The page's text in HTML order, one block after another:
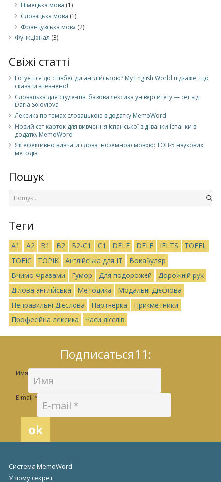
Німецькa мова (1)
Словацька мова (3)
Французська мова (2)
Функціонал (3)
Свіжі статті
Готуєшся до співбесіди англійською? My English World підкаже, що
сказати впевнено!
Словацька для студентів: базова лексика університету — сет від
Daria Soloviova
Лексика по темах словацькою в додатку MemoWord
Новий сет карток для вивчення іспанської від Іванки Іспанки в
додатку MemoWord
Як ефективно вивчати слова іноземною мовою: ТОП-5 наукових
методів
Пошук
Теги
A1 A2 B1 B2 B2-C1 C1 DELE DELF IELTS
TOEFL
TOEIC
TOPIK Англійська для IT
Вокабуляр
Вчимо Фразами
Гумор Для подорожей
Дорожній рух
Ділова англійська
Методика
Модальні Дієслова
Неправильні Дієслова
Партнерка
Прикметники
Професійна лексика
Часи дієслів
Подписаться11:
Имя
E-mail*
Система MemoWord
У чому секрет